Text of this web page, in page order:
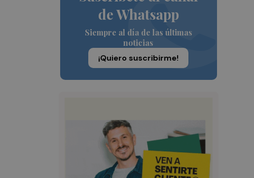
de Whatsapp
Siempre al día de las últimas
noticias
¡Quiero suscribirme!